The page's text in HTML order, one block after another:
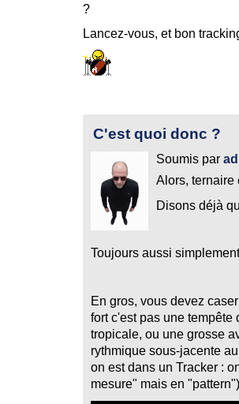
?
Lancez-vous, et bon
C'est quoi donc ?
Soumis par
Alors, ternaire
Disons déjà
Toujours aussi
En gros, vous devez
fort c'est pas une tempête
tropicale, ou une grosse
rythmique sous-jacente
on est dans un Tracker :
mesure" mais en